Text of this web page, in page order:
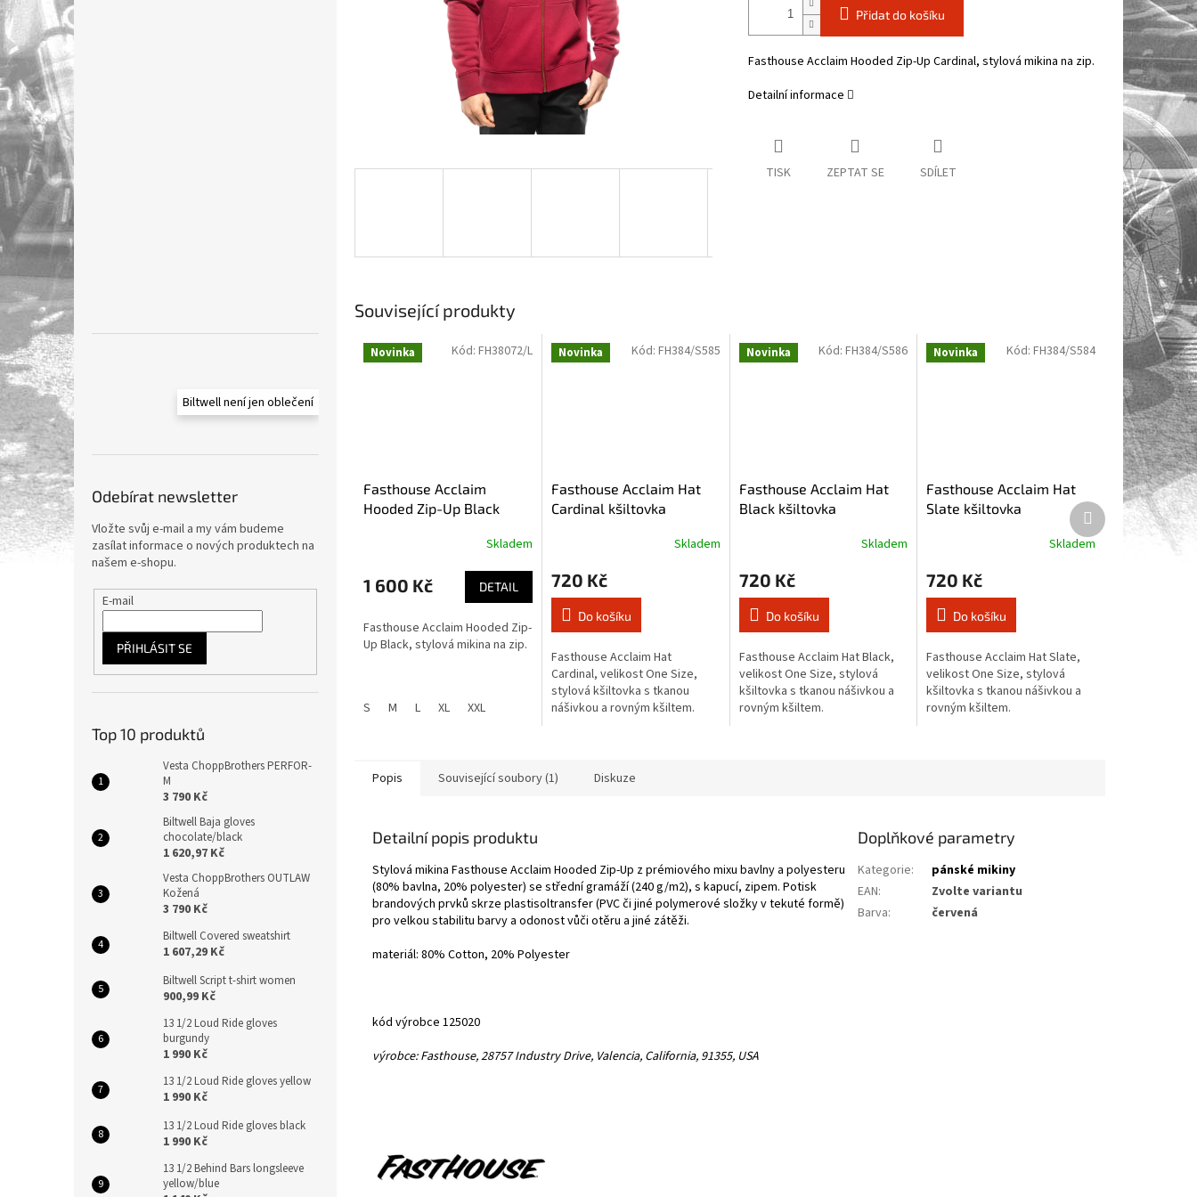
n
e
Biltwell není jen oblečení
Odebírat newsletter
Vložte svůj e-mail a my vám budeme
zasílat informace o nových produktech na
našem e-shopu.
E-mail
PŘIHLÁSIT SE
Top 10 produktů
Vesta ChoppBrothers PERFOR-
M
3 790 Kč
Biltwell Baja gloves
chocolate/black
1 620,97 Kč
Vesta ChoppBrothers OUTLAW
Kožená
3 790 Kč
Biltwell Covered sweatshirt
1 607,29 Kč
Biltwell Script t-shirt women
900,99 Kč
13 1/2 Loud Ride gloves
burgundy
1 990 Kč
13 1/2 Loud Ride gloves yellow
1 990 Kč
13 1/2 Loud Ride gloves black
1 990 Kč
13 1/2 Behind Bars longsleeve
yellow/blue
Přidat do košíku
Fasthouse Acclaim Hooded Zip-Up Cardinal, stylová mikina na zip.
Detailní informace
TISK ZEPTAT SE SDÍLET
Související produkty
Novinka
Fasthouse Acclaim
Hooded Zip-Up Black
Skladem
1 600 Kč DETAIL
Fasthouse Acclaim Hooded Zip-
Up Black, stylová mikina na zip.
S M L XL XXL
Kód: FH38072/L Novinka
Fasthouse Acclaim Hat
Cardinal kšiltovka
Skladem
720 Kč
Do košíku
Fasthouse Acclaim Hat
Cardinal, velikost One Size,
stylová kšiltovka s tkanou
nášivkou a rovným kšiltem.
Kód: FH384/S585 Novinka
Fasthouse Acclaim Hat
Black kšiltovka
Skladem
720 Kč
Do košíku
Fasthouse Acclaim Hat Black,
velikost One Size, stylová
kšiltovka s tkanou nášivkou a
rovným kšiltem.
Kód:FH384/S586 Novinka
Fasthouse Acclaim Hat
Slate kšiltovka
Skladem
720 Kč
Do košíku
Fasthouse Acclaim Hat Slate,
velikost One Size, stylová
kšiltovka s tkanou nášivkou a
rovným kšiltem.
Kód: FH384/S584
Další
produkt
Popis Související soubory (1) Diskuze
Detailní popis produktu
Stylová mikina Fasthouse Acclaim Hooded Zip-Up z prémiového mixu bavlny a polyesteru
(80% bavlna, 20% polyester) se střední gramáží (240 g/m2), s kapucí, zipem. Potisk
brandových prvků skrze plastisoltransfer (PVC či jiné polymerové složky v tekuté formě)
pro velkou stabilitu barvy a odonost vůči otěru a jiné zátěži.
materiál: 80% Cotton, 20% Polyester
kód výrobce 125020
výrobce: Fasthouse, 28757 Industry Drive, Valencia, California, 91355, USA
Doplňkové parametry
Kategorie:
pánské mikiny
EAN:
Zvolte variantu
Barva: červená